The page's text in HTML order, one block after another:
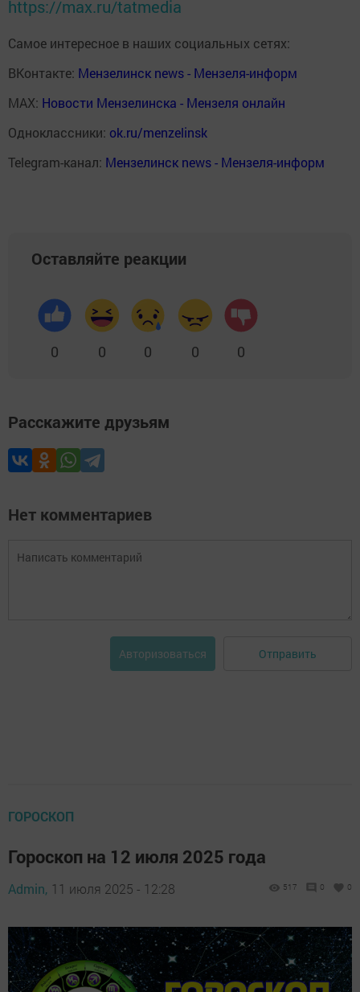
https://max.ru/tatmedia
Самое интересное в наших социальных сетях:
ВКонтакте: Мензелинск news - Мензеля-информ
MAX: Новости Мензелинска - Мензеля онлайн
Одноклассники: ok.ru/menzelinsk
Telegram-канал: Мензелинск news - Мензеля-информ
Оставляйте реакции
0 0 0 0 0
Расскажите друзьям
Нет комментариев
Авторизоваться Отправить
ГОРОСКОП
Гороскоп на 12 июля 2025 года
Admin, 11 июля 2025 - 12:28 517 0 0